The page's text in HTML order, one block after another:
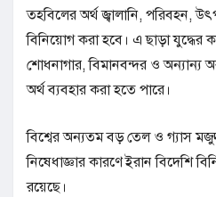
তহবিলের অর্থ জ্বালানি, পরিবহন,
বিনিয়োগ করা হবে। এ ছাড়া যুদ্ধের
শোধনাগার, বিমানবন্দর ও অন্যান্য
অর্থ ব্যবহার করা হতে পারে।
বিশ্বের অন্যতম বড় তেল ও গ্যাস মজুদ
নিষেধাজ্ঞার কারণে ইরান বিদেশি
রয়েছে।